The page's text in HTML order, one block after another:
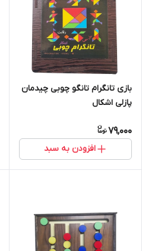
بازی تانگرام تانگو چوبی چیدمان
پازلی اشکال
79,000
افزودن به سبد